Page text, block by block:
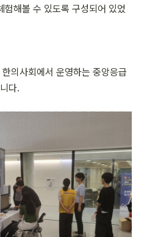
해볼 수 있도록 구성되어 있었
의사회에서 운영하는 중앙응급
다.